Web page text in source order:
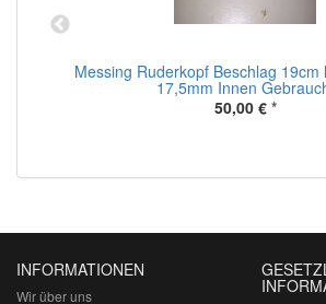
Messing Ruderkopf Beschlag 19cm
17,5mm Innen
50,00 € *
INFORMATIONEN
Wir über uns